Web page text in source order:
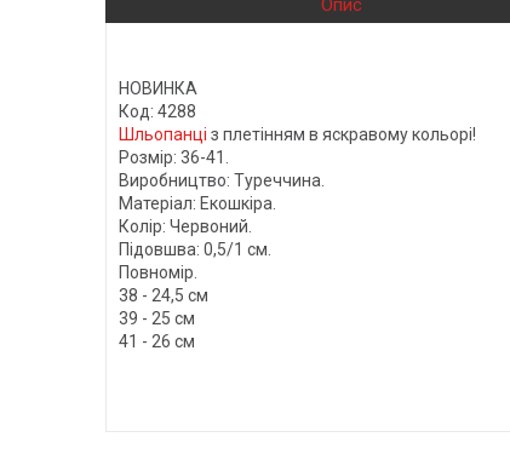
Опис
НОВИНКА
Код: 4288
Шльопанці з плетінням в яскравому кольорі!
Розмір: 36-41.
Виробництво: Туреччина.
Матеріал: Екошкіра.
Колір: Червоний.
Підовшва: 0,5/1 см.
Повномір.
38 - 24,5 см
39 - 25 см
41 - 26 см